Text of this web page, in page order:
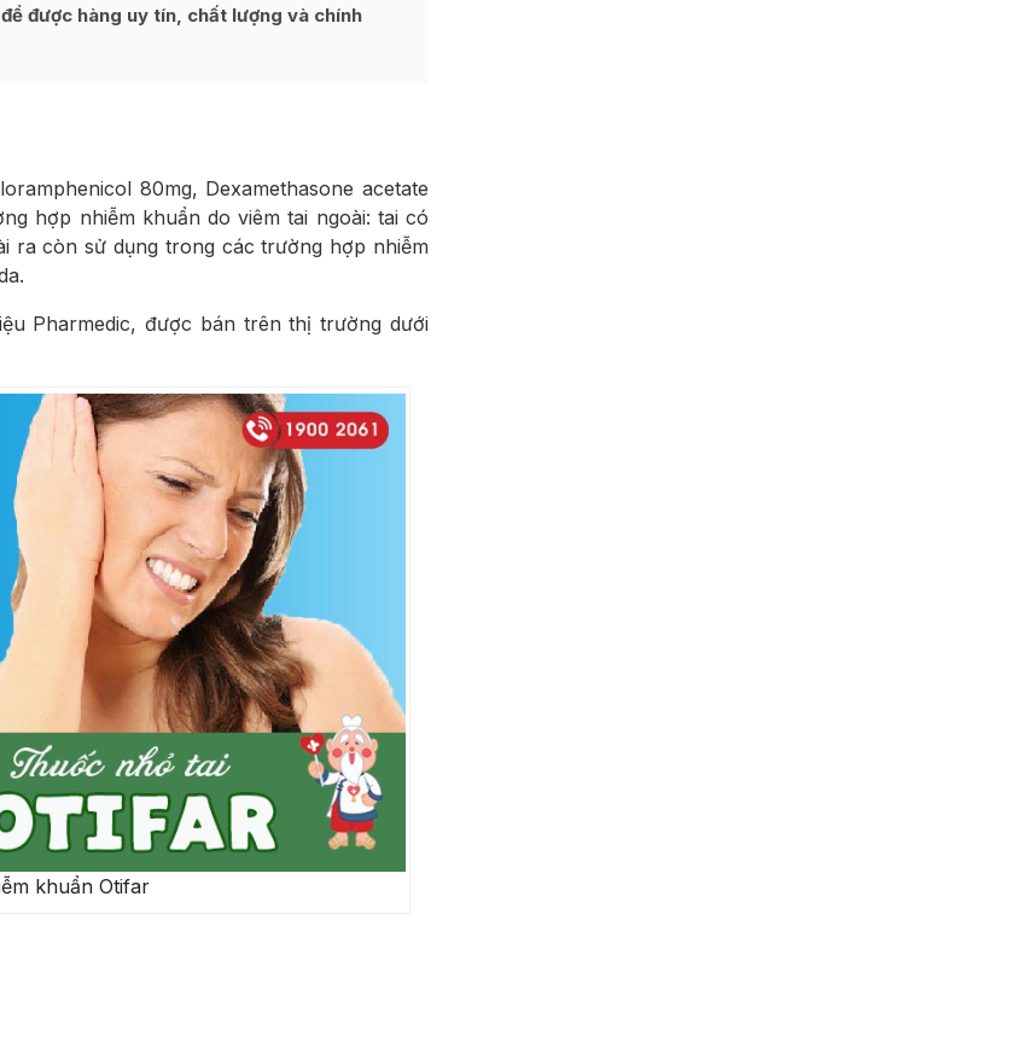
được hàng uy tín, chất lượng và chính
80mg, Dexamethasone acetate
hợp nhiễm khuẩn do viêm tai ngoài: tai có
ra còn sử dụng trong các trường hợp nhiễm
Pharmedic, được bán trên thị trường dưới
khuẩn Otifar